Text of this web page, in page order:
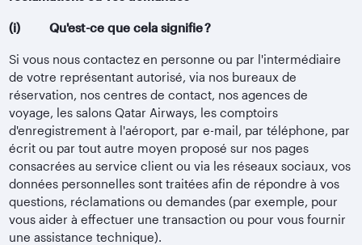
(i) Qu'est-ce que cela signifie ?
Si vous nous contactez en personne ou par l'intermédiaire
de votre représentant autorisé, via nos bureaux de
réservation, nos centres de contact, nos agences de
voyage, les salons Qatar Airways, les comptoirs
d'enregistrement à l'aéroport, par e-mail, par téléphone, par
écrit ou par tout autre moyen proposé sur nos pages
consacrées au service client ou via les réseaux sociaux, vos
données personnelles sont traitées afin de répondre à vos
questions, réclamations ou demandes (par exemple, pour
vous aider à effectuer une transaction ou pour vous fournir
une assistance technique).